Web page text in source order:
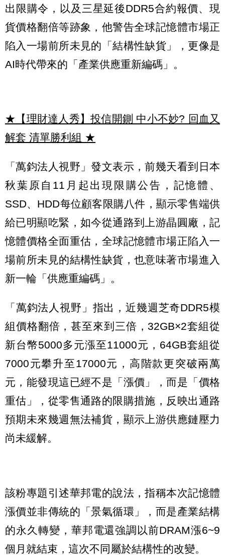
出限購令，以及三星延後DDR5合約報價、現
貨價格翻倍等跡象，他警告全球記憶體市場正
陷入一場前所未見的「結構性缺貨」，更像是
AI時代帶來的「產業供應重新編碼」。
★【理財達人秀】投信開鍘 中小不妙? 回血又
解套 清單勝利組 ★
「萬鈞法人視野」發文表示，前幾天看到日本
秋葉原自11月起出現限購公告，記憶體、
SSD、HDD每位顧客限購八件，顯示零售端供
給已明顯吃緊，如今從通路到上游晶圓廠，記
憶體價格全面重估，全球記憶體市場正陷入一
場前所未見的結構性缺貨，也意味著市場進入
新一輪「供應重編碼」。
「萬鈞法人視野」指出，近幾週芝奇DDR5模
組價格翻倍，甚至來到三倍，32GB×2套組從
新台幣5000多元漲至11000元，64GB套組從
7000元攀升至17000元，高階款更突破兩萬
元，能發現這已經不是「漲價」，而是「價格
重估」，從零售通路的限購措施，反映出通路
預期未來幾週無法補貨，顯示上游供應鏈壓力
尚未緩解。
該粉專題引述華邦電的說法，指稱本次記憶體
漲價並非傳統的「景氣循環」，而是產業結構
的永久轉變，華邦電還強調以前DRAM漲6~9
個月就結束，這次不同屬於結構性的改變。